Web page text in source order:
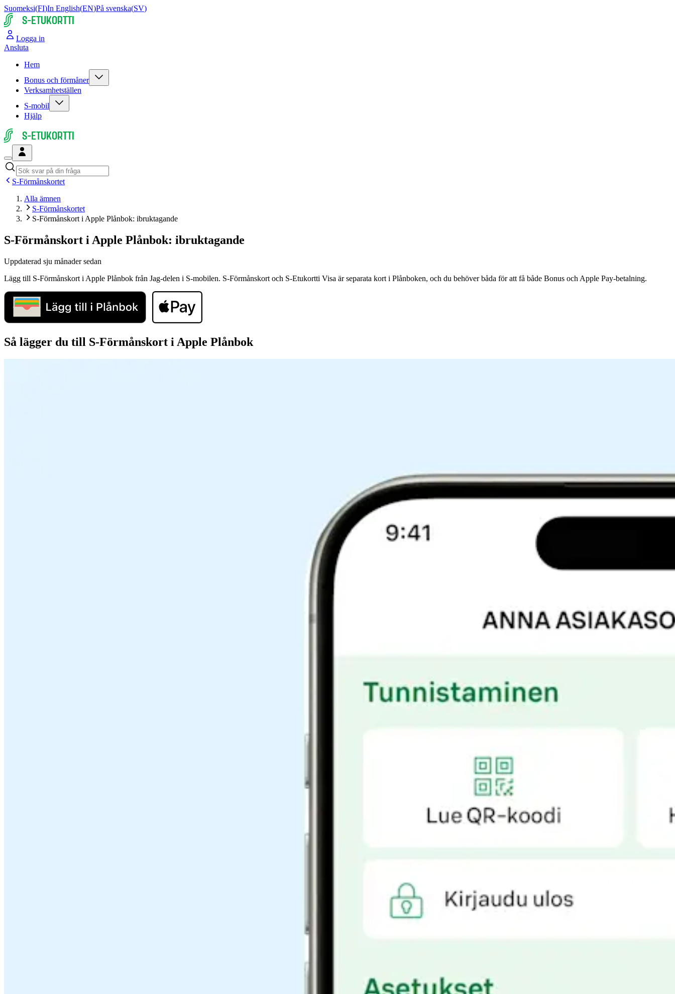
Suomeksi(FI)In English(EN)På svenska(SV)
S-ETUKORTTI
Logga in
Ansluta
Hem
Bonus och förmåner
Verksamhetställen
S-mobil
Hjälp
S-ETUKORTTI
S-Förmånskortet
Alla ämnen
S-Förmånskortet
S-Förmånskort i Apple Plånbok: ibruktagande
S-Förmånskort i Apple Plånbok: ibruktagande
Uppdaterad sju månader sedan
Lägg till S-Förmånskort i Apple Plånbok från Jag-delen i S-mobilen. S-Förmånskort och S-Etukortti Visa är separata kort i Plånboken, och du behöver båda för att få både Bonus och Apple Pay-betalning.
Så lägger du till S-Förmånskort i Apple Plånbok